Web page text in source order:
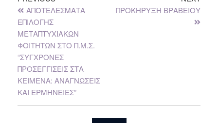
ΑΠΟΤΕΛΕΣΜΑΤΑ
ΕΠΙΛΟΓΗΣ
ΜΕΤΑΠΤΥΧΙΑΚΩΝ
ΦΟΙΤΗΤΩΝ ΣΤΟ Π.Μ.Σ.
“ΣΥΓΧΡΟΝΕΣ
ΠΡΟΣΕΓΓΙΣΕΙΣ ΣΤΑ
ΚΕΙΜΕΝΑ: ΑΝΑΓΝΩΣΕΙΣ
ΚΑΙ ΕΡΜΗΝΕΙΕΣ”
ΠΡΟΚΗΡΥΞΗ ΒΡΑΒΕΙΟΥ